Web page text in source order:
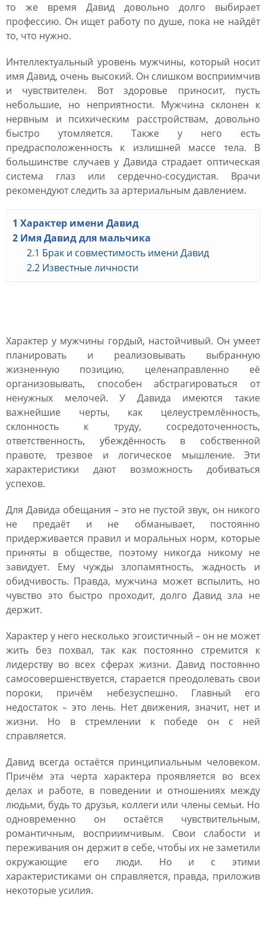
то же время Давид довольно долго выбирает
профессию. Он ищет работу по душе, пока не найдёт
то, что нужно.
Интеллектуальный уровень мужчины, который носит
имя Давид, очень высокий. Он слишком восприимчив
и чувствителен. Вот здоровье приносит, пусть
небольшие, но неприятности. Мужчина склонен к
нервным и психическим расстройствам, довольно
быстро утомляется. Также у него есть
предрасположенность к излишней массе тела. В
большинстве случаев у Давида страдает оптическая
система глаз или сердечно-сосудистая. Врачи
рекомендуют следить за артериальным давлением.
1 Характер имени Давид
2 Имя Давид для мальчика
2.1 Брак и совместимость имени Давид
2.2 Известные личности
Характер у мужчины гордый, настойчивый. Он умеет
планировать и реализовывать выбранную
жизненную позицию, целенаправленно её
организовывать, способен абстрагироваться от
ненужных мелочей. У Давида имеются такие
важнейшие черты, как целеустремлённость,
склонность к труду, сосредоточенность,
ответственность, убеждённость в собственной
правоте, трезвое и логическое мышление. Эти
характеристики дают возможность добиваться
успехов.
Для Давида обещания – это не пустой звук, он никого
не предаёт и не обманывает, постоянно
придерживается правил и моральных норм, которые
приняты в обществе, поэтому никогда никому не
завидует. Ему чужды злопамятность, жадность и
обидчивость. Правда, мужчина может вспылить, но
чувство это быстро проходит, долго Давид зла не
держит.
Характер у него несколько эгоистичный – он не может
жить без похвал, так как постоянно стремится к
лидерству во всех сферах жизни. Давид постоянно
самосовершенствуется, старается преодолевать свои
пороки, причём небезуспешно. Главный его
недостаток – это лень. Нет движения, значит, нет и
жизни. Но в стремлении к победе он с ней
справляется.
Давид всегда остаётся принципиальным человеком.
Причём эта черта характера проявляется во всех
делах и работе, в поведении и отношениях между
людьми, будь то друзья, коллеги или члены семьи. Но
одновременно он остаётся чувствительным,
романтичным, восприимчивым. Свои слабости и
переживания он держит в себе, чтобы их не заметили
окружающие его люди. Но и с этими
характеристиками он справляется, правда, приложив
некоторые усилия.